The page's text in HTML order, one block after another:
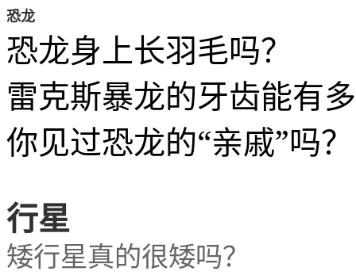
恐龙
恐龙身上长羽毛吗？
雷克斯暴龙的牙齿能有
你见过恐龙的“亲戚”吗？
行星
矮行星真的很矮吗？